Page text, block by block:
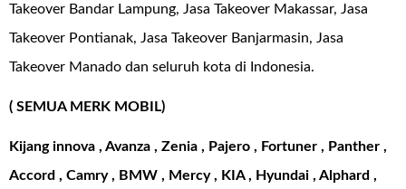
Takeover Bandar Lampung, Jasa Takeover Makassar, Jasa
Takeover Pontianak, Jasa Takeover Banjarmasin, Jasa
Takeover Manado dan seluruh kota di Indonesia.
( SEMUA MERK MOBIL)
Kijang innova , Avanza , Zenia , Pajero , Fortuner , Panther ,
Accord , Camry , BMW , Mercy , KIA , Hyundai , Alphard ,